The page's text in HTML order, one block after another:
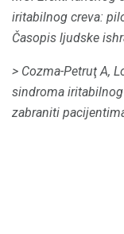
iritabilnog creva:
Časopis ljudske
> Cozma-Petruţ A,
sindroma
zabraniti